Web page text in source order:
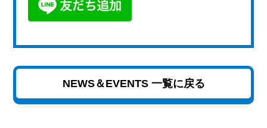
NEWS＆EVENTS 一覧に戻る